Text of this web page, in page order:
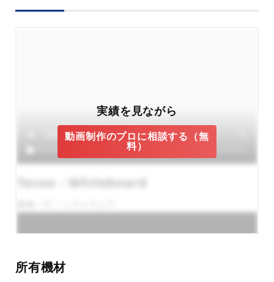
実績を見ながら
動画制作のプロに相談する（無
料）
Tecso - Whiteboard
所有機材